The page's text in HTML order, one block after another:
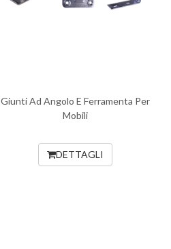
Giunti Ad Angolo E Ferramenta Per
Mobili
DETTAGLI